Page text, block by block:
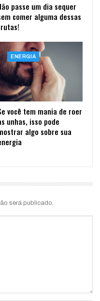
passe um dia sequer
comer alguma dessas
ENERGIA
você tem mania de roer
unhas, isso pode
algo sobre sua
será publicado.